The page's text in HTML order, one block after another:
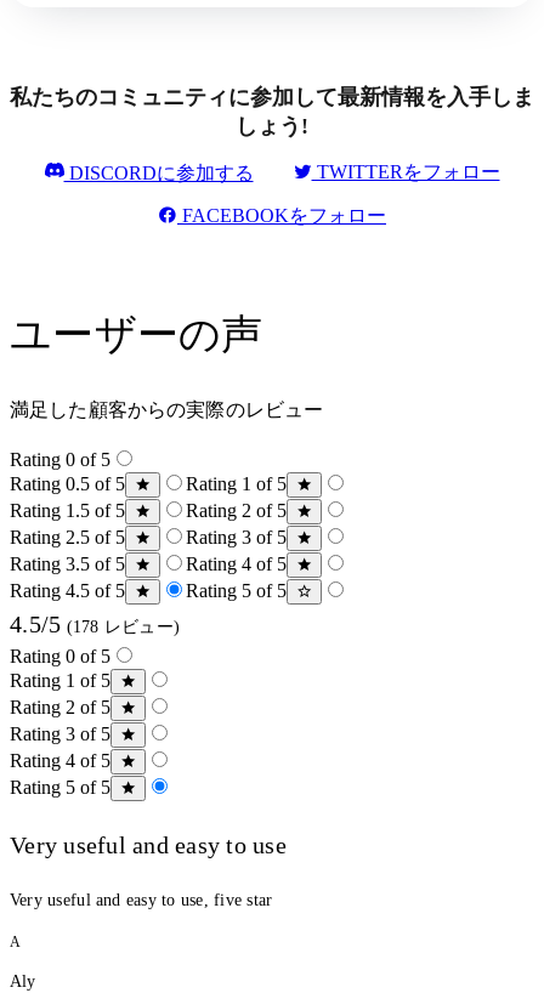
私たちのコミュニティに参加して最新情報を入手しま
しょう!
DISCORDに参加する TWITTERをフォロー
FACEBOOKをフォロー
ユーザーの声
満足した顧客からの実際のレビュー
Rating 0 of 5
Rating 0.5 of 5
Rating 1 of 5
Rating 1.5 of 5
Rating 2 of 5
Rating 2.5 of 5
Rating 3 of 5
Rating 3.5 of 5
Rating 4 of 5
Rating 4.5 of 5
Rating 5 of 5
4.5/5 (178 レビュー)
Rating 0 of 5
Rating 1 of 5
Rating 2 of 5
Rating 3 of 5
Rating 4 of 5
Rating 5 of 5
Very useful and easy to use
Very useful and easy to use, five star
A
Aly